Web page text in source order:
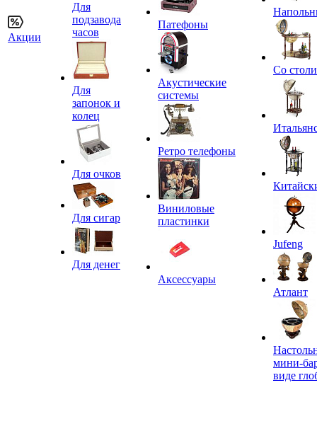
Акции
Для
подзавода
часов
Для
запонок и
колец
Для очков
Для сигар
Для денег
Патефоны
Акустические
системы
Ретро телефоны
Виниловые
пластинки
Аксессуары
Со
Jufeng
Атлант
мини-
виде